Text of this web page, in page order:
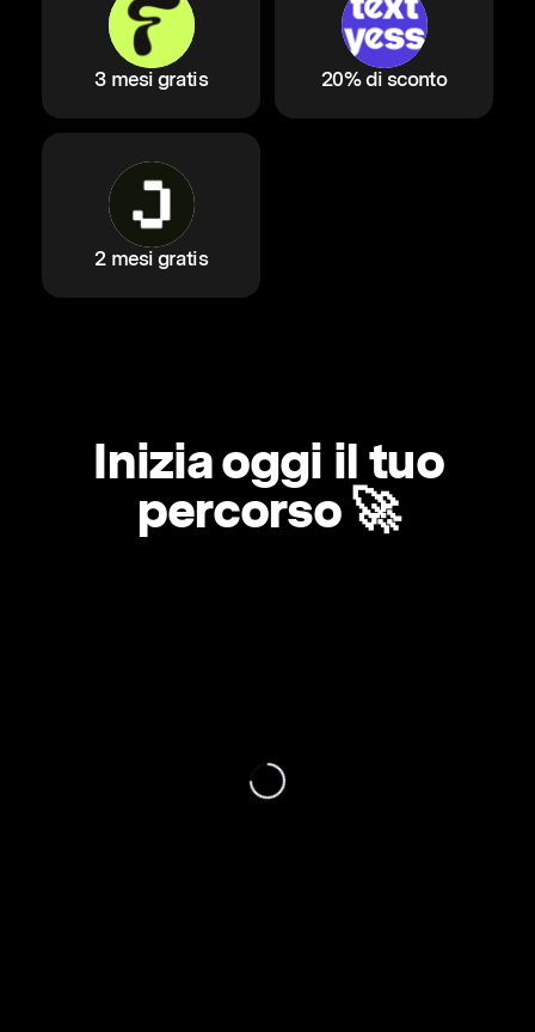
3 mesi gratis 20% di sconto
2 mesi gratis
Inizia oggi il tuo
percorso 🚀